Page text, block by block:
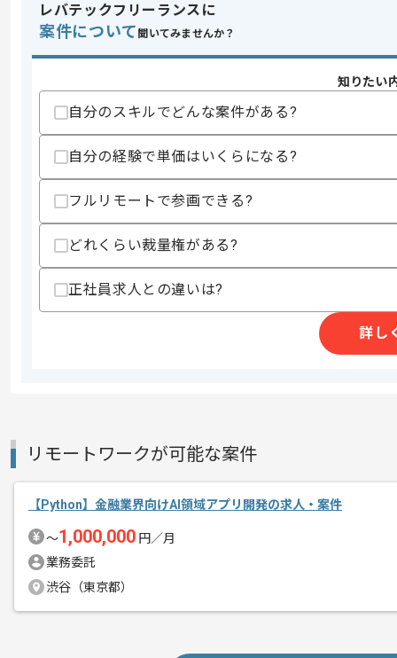
精算・お支払い
その他募集要項
募集人数
作業開始日
2021/06/23
エージェントからのコ
Pythonを用いた地図Viewerの開発案件
これまでのご自身の経験を活かしたい
レバテックフリーランスに
案件について 聞いてみませんか？
知りたい
自分のスキルでどんな案件がある?
自分の経験で単価はいくらになる?
フルリモートで参画できる?
どれくらい裁量権がある?
正社員求人との違いは?
詳し
リモートワークが可能な案件
【Python】金融業界向けAI領域アプリ開発の求人・案件
〜1,000,000 円／月
業務委託
渋谷（東京都）